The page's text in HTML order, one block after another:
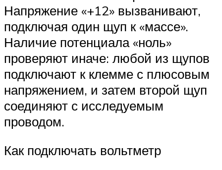
Напряжение «+12» вызванивают,
подключая один щуп к «массе».
Наличие потенциала «ноль»
проверяют иначе: любой из щупов
подключают к клемме с плюсовым
напряжением, и затем второй щуп
соединяют с исследуемым
проводом.
Как подключать вольтметр